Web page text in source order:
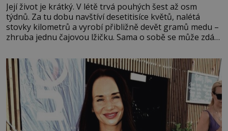
Její život je krátký. V létě trvá pouhých šest až osm
týdnů. Za tu dobu navštíví desetitisíce květů, nalétá
stovky kilometrů a vyrobí přibližně devět gramů medu –
zhruba jednu čajovou lžičku. Sama o sobě se může zdát
tisíc příslušnic svého včelstva, vznikne jeden z
nejdokonalejších organismů